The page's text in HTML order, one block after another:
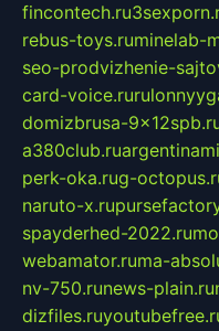
fincontech.ru
rebus-toys.ruminelab-
seo-prodvizhenie-
card-voice.ru
domizbrusa-
a380club.ru
perk-oka.rug-
naruto-x.ru
spayderhed-2022.ru
webamator.ruma-
nv-750.runews-plain.ru
dizfiles.ru